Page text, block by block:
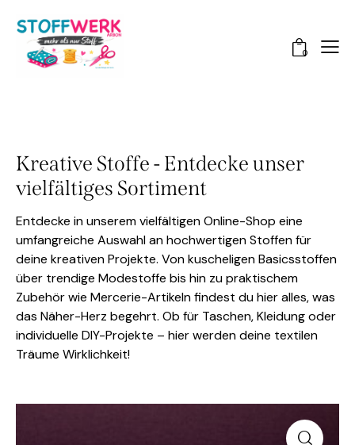
0
Kreative Stoffe - Entdecke unser
vielfältiges Sortiment
Entdecke in unserem vielfältigen Online-Shop eine
umfangreiche Auswahl an hochwertigen Stoffen für
deine kreativen Projekte. Von kuscheligen Basicsstoffen
über trendige Modestoffe bis hin zu praktischem
Zubehör wie Mercerie-Artikeln findest du hier alles, was
das Näher-Herz begehrt. Ob für Taschen, Kleidung oder
individuelle DIY-Projekte – hier werden deine textilen
Träume Wirklichkeit!